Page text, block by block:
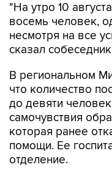
"На утро 10
восемь человек,
несмотря на все
сказал
В региональном
что количество
до девяти
самочувствия
которая ранее
помощи. Ее
отделение.